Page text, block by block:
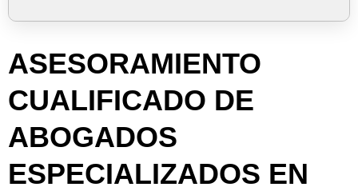
ASESORAMIENTO
CUALIFICADO DE
ABOGADOS
ESPECIALIZADOS EN